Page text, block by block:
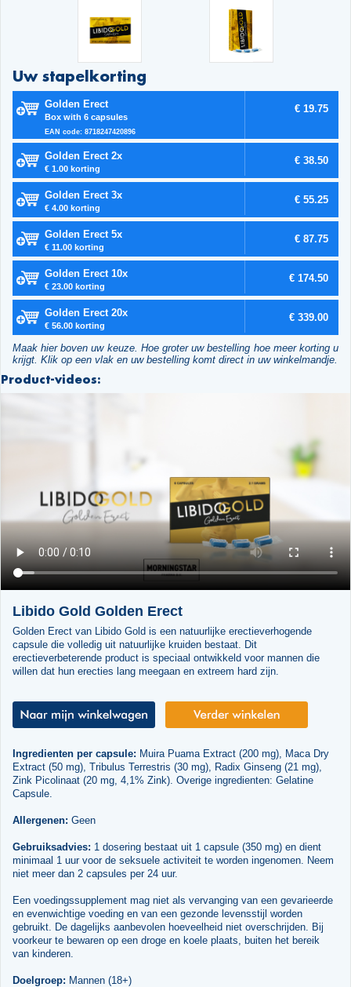
Uw stapelkorting
Golden Erect
Box with 6 capsules
EAN code: 8718247420896
€ 19.75
Golden Erect 2x
€ 1.00 korting
€ 38.50
Golden Erect 3x
€ 4.00 korting
€ 55.25
Golden Erect 5x
€ 11.00 korting
€ 87.75
Golden Erect 10x
€ 23.00 korting
€ 174.50
Golden Erect 20x
€ 56.00 korting
€ 339.00
Maak hier boven uw keuze. Hoe groter uw bestelling hoe meer korting u
krijgt. Klik op een vlak en uw bestelling komt direct in uw winkelmandje.
Product-videos:
Libido Gold Golden Erect
Golden Erect van Libido Gold is een natuurlijke erectieverhogende
capsule die volledig uit natuurlijke kruiden bestaat. Dit
erectieverbeterende product is speciaal ontwikkeld voor mannen die
willen dat hun erecties lang meegaan en extreem hard zijn.
Ingredienten per capsule: Muira Puama Extract (200 mg), Maca Dry
Extract (50 mg), Tribulus Terrestris (30 mg), Radix Ginseng (21 mg),
Zink Picolinaat (20 mg, 4,1% Zink). Overige ingredienten: Gelatine
Capsule.
Allergenen: Geen
Gebruiksadvies: 1 dosering bestaat uit 1 capsule (350 mg) en dient
minimaal 1 uur voor de seksuele activiteit te worden ingenomen. Neem
niet meer dan 2 capsules per 24 uur.
Een voedingssupplement mag niet als vervanging van een gevarieerde
en evenwichtige voeding en van een gezonde levensstijl worden
gebruikt. De dagelijks aanbevolen hoeveelheid niet overschrijden. Bij
voorkeur te bewaren op een droge en koele plaats, buiten het bereik
van kinderen.
Doelgroep: Mannen (18+)